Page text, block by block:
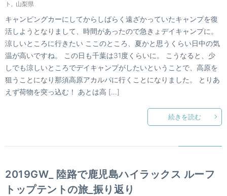
ト 山梨県
キャンピングカーにしてからしばらく遠ざかっていたキャンプを復
活しようとなりまして、時間があったので急きょデイキャンプに。
涼しいところに行きたい ここのところ、夏かと思うくらい日中の気
温が高いですね。 この日も千葉は31度くらいに。 こうなると、少
しでも涼しいところでデイキャンプがしたいということで、高原を
狙うことになり那須高原アカルパに行くことになりました。 とりあ
えず荷物を突っ込む！ あとは高 […]
続きを読む
2019GW_ 陸路で鹿児島ハイラックス ルーフ
トップテントの旅_振り返り